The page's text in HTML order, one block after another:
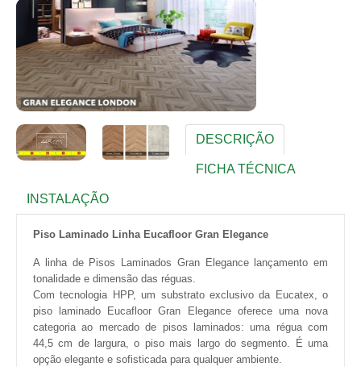
DESCRIÇÃO
FICHA TÉCNICA
INSTALAÇÃO
Piso Laminado Linha Eucafloor Gran Elegance
A linha de Pisos Laminados Gran Elegance lançamento em
tonalidade e dimensão das réguas.
Com tecnologia HPP, um substrato exclusivo da Eucatex, o
piso laminado Eucafloor Gran Elegance oferece uma nova
categoria ao mercado de pisos laminados: uma régua com
44,5 cm de largura, o piso mais largo do segmento. É uma
opção elegante e sofisticada para qualquer ambiente.